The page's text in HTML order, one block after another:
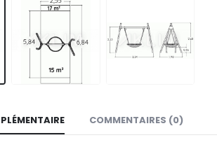
COMMENTAIRES (0)